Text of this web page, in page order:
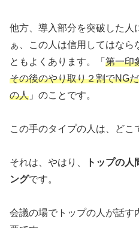
他方、導入部分を突破した人
ぁ、この人は信用してはなら
ともよくあります。「 第一印
その後のやり取り２割でNG
の人 」のことです。
この手のタイプの人は、どこ
それは、やはり、
トップの
ングです。
会議の場でトップの人が話す